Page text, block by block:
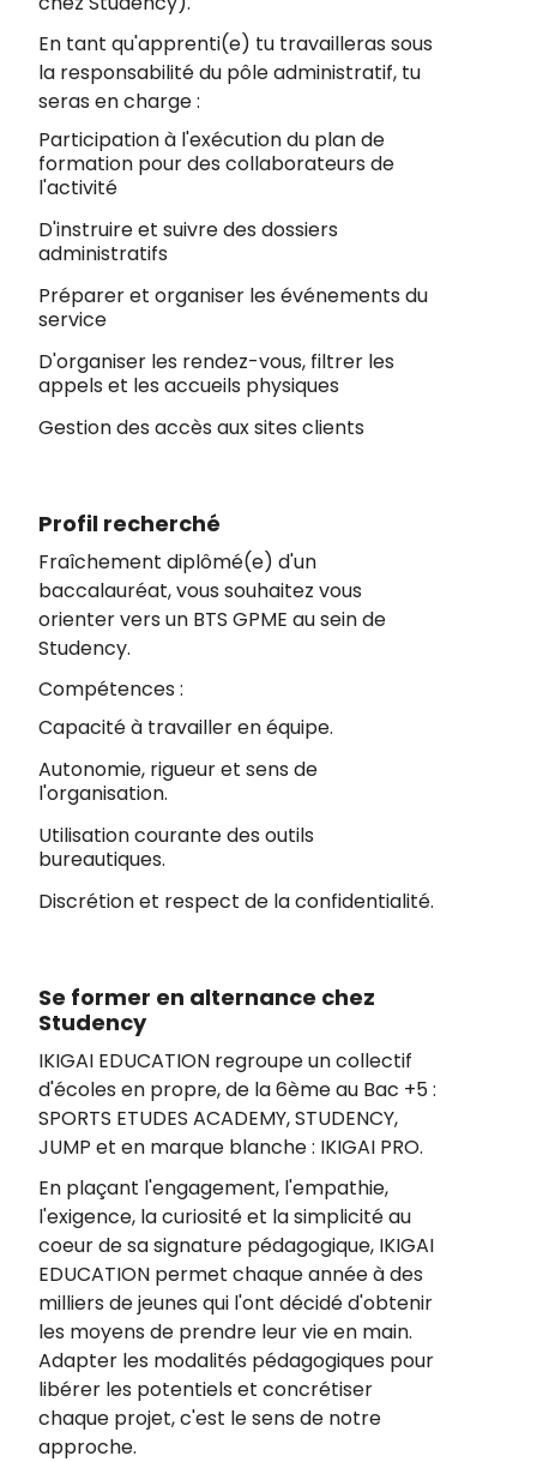
En tant qu'apprenti(e) tu travailleras sous
la responsabilité du pôle administratif, tu
seras en charge :
Participation à l'exécution du plan de
formation pour des collaborateurs de
l'activité
D'instruire et suivre des dossiers
administratifs
Préparer et organiser les événements du
service
D'organiser les rendez-vous, filtrer les
appels et les accueils physiques
Gestion des accès aux sites clients
Profil recherché
Fraîchement diplômé(e) d'un
baccalauréat, vous souhaitez vous
orienter vers un BTS GPME au sein de
Studency.
Compétences :
Capacité à travailler en équipe.
Autonomie, rigueur et sens de
l'organisation.
Utilisation courante des outils
bureautiques.
Discrétion et respect de la confidentialité.
Se former en alternance chez
Studency
IKIGAI EDUCATION regroupe un collectif
d'écoles en propre, de la 6ème au Bac +5 :
SPORTS ETUDES ACADEMY, STUDENCY,
JUMP et en marque blanche : IKIGAI PRO.
En plaçant l'engagement, l'empathie,
l'exigence, la curiosité et la simplicité au
coeur de sa signature pédagogique, IKIGAI
EDUCATION permet chaque année à des
milliers de jeunes qui l'ont décidé d'obtenir
les moyens de prendre leur vie en main.
Adapter les modalités pédagogiques pour
libérer les potentiels et concrétiser
chaque projet, c'est le sens de notre
approche.